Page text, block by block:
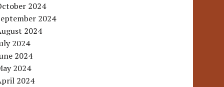
2024
2024
2024
2024
2024
2024
2024